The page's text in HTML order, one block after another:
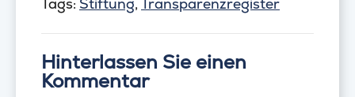
Hinterlassen Sie einen
Kommentar